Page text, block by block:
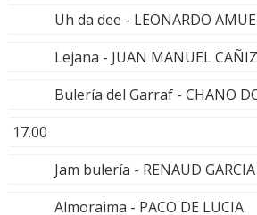
Uh da dee - LEONARDO
Lejana - JUAN MANUEL
Bulería del Garraf - CHANO
17.00
Jam bulería - RENAUD
Almoraima - PACO DE LUCIA